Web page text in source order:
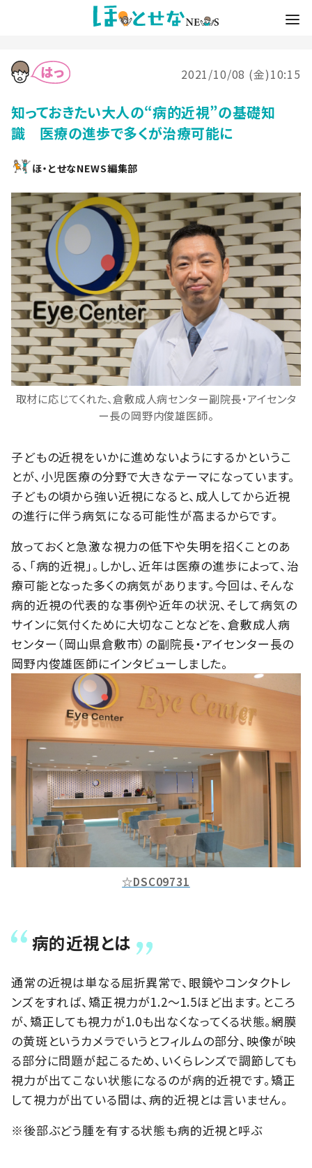
2021/10/08 (金)10:15
知っておきたい大人の“病的近視”の基礎知
識 医療の進歩で多くが治療可能に
ほ・とせなNEWS編集部
取材に応じてくれた、倉敷成人病センター副院長・アイセンタ
ー長の岡野内俊雄医師。
子どもの近視をいかに進めないようにするかというこ
とが、小児医療の分野で大きなテーマになっています。
子どもの頃から強い近視になると、成人してから近視
の進行に伴う病気になる可能性が高まるからです。
放っておくと急激な視力の低下や失明を招くことのあ
る、「病的近視」。しかし、近年は医療の進歩によって、治
療可能となった多くの病気があります。今回は、そんな
病的近視の代表的な事例や近年の状況、そして病気の
サインに気付くために大切なことなどを、倉敷成人病
センター（岡山県倉敷市）の副院長・アイセンター長の
岡野内俊雄医師にインタビューしました。
☆DSC09731
病的近視とは
通常の近視は単なる屈折異常で、眼鏡やコンタクトレ
ンズをすれば、矯正視力が1.2～1.5ほど出ます。ところ
が、矯正しても視力が1.0も出なくなってくる状態。網膜
の黄斑というカメラでいうとフィルムの部分、映像が映
る部分に問題が起こるため、いくらレンズで調節しても
視力が出てこない状態になるのが病的近視です。矯正
して視力が出ている間は、病的近視とは言いません。
※後部ぶどう腫を有する状態も病的近視と呼ぶ